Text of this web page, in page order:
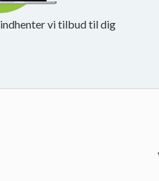
vi tilbud til dig